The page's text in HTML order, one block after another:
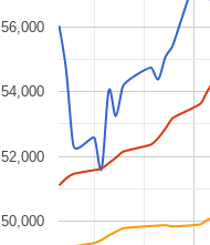
50,000
52,000
54,000
56,000